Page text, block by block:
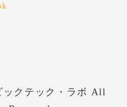
クテック・ラボ All